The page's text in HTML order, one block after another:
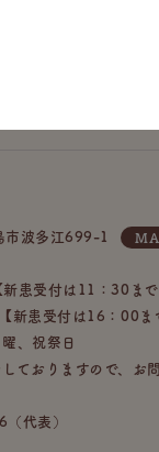
市波多江699-1
受付は11：30まで
患受付は16：00ま
、祝祭日
ておりますので、お
代表）